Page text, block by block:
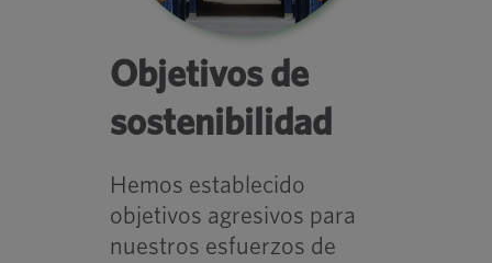
Objetivos de
sostenibilidad
Hemos establecido
objetivos agresivos para
nuestros esfuerzos de